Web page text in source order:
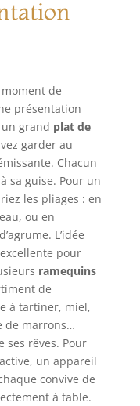
-
à
l'Europe.
une
de
date et
qualité
prix
et
client
et durables.
et
d'éjection
pour une
et un
et
pour un
quotidien :
doté d'un
1 mètre et
ce
est facile à
et parfait
vos
de
présentation
grand plat de
garder au
Chacun
sa guise. Pour un
les pliages : en
ou en
L’idée
excellente pour
ramequins
de
à tartiner, miel,
de marrons…
ses rêves. Pour
un appareil
convive de
à table.